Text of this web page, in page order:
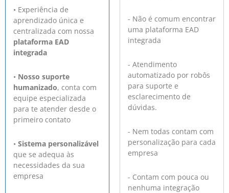
• Experiência de
aprendizado única e
centralizada com nossa
plataforma EAD
integrada
• Nosso suporte
humanizado, conta com
equipe especializada
para te atender desde o
primeiro contato
• Sistema personalizável
que se adequa às
necessidades da sua
empresa
- Não é comum encontrar
uma plataforma EAD
integrada
- Atendimento
automatizado por robôs
para suporte e
esclarecimento de
dúvidas.
- Nem todas contam com
personalização para cada
empresa
- Contam com pouca ou
nenhuma integração